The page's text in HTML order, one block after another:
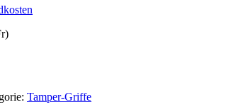
Tamper-Griffe